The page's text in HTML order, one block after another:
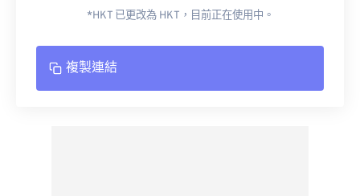
*HKT 已更改為 HKT，目前正在使用中。
複製連結